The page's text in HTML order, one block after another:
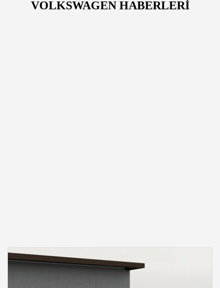
VOLKSWAGEN HABERLERİ